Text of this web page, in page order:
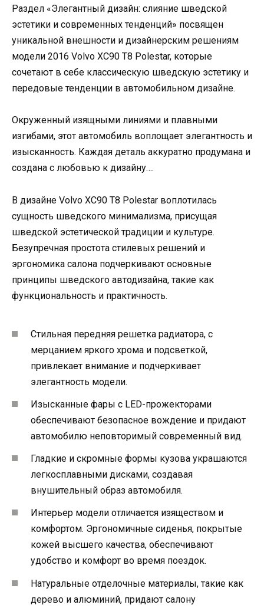
Раздел «Элегантный дизайн: слияние шведской
эстетики и современных тенденций» посвящен
уникальной внешности и дизайнерским решениям
модели 2016 Volvo XC90 T8 Polestar, которые
сочетают в себе классическую шведскую эстетику и
передовые тенденции в автомобильном дизайне.
Окруженный изящными линиями и плавными
изгибами, этот автомобиль воплощает элегантность и
изысканность. Каждая деталь аккуратно продумана и
создана с любовью к дизайну….
В дизайне Volvo XC90 T8 Polestar воплотилась
сущность шведского минимализма, присущая
шведской эстетической традиции и культуре.
Безупречная простота стилевых решений и
эргономика салона подчеркивают основные
принципы шведского автодизайна, такие как
функциональность и практичность.
Стильная передняя решетка радиатора, с
мерцанием яркого хрома и подсветкой,
привлекает внимание и подчеркивает
элегантность модели.
Изысканные фары с LED-прожекторами
обеспечивают безопасное вождение и придают
автомобилю неповторимый современный вид.
Гладкие и скромные формы кузова украшаются
легкосплавными дисками, создавая
внушительный образ автомобиля.
Интерьер модели отличается изяществом и
комфортом. Эргономичные сиденья, покрытые
кожей высшего качества, обеспечивают
удобство и комфорт во время поездок.
Натуральные отделочные материалы, такие как
дерево и алюминий, придают салону